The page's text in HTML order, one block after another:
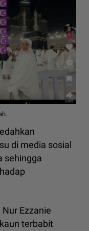
di media sosial
sehingga
Ezzanie
terbabit